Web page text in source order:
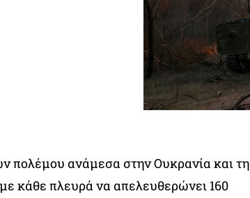
πολέμου ανάμεσα στην Ουκρανία και τη
κάθε πλευρά να απελευθερώνει 160